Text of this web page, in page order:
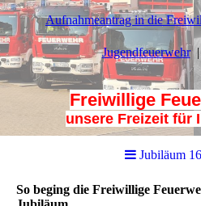
Aufnahmeantrag in die
Jugendfeuerwehr
Freiwillige
unsere Freizeit für
Jubiläum
So beging die Freiwillige